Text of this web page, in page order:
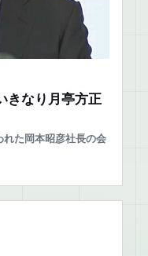
きなり月亭方正
た岡本昭彦社長の会